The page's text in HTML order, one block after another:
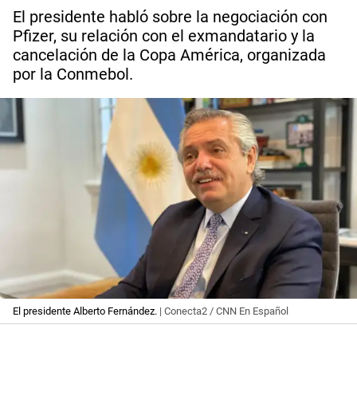
El presidente habló sobre la negociación con
Pfizer, su relación con el exmandatario y la
cancelación de la Copa América, organizada
por la Conmebol.
El presidente Alberto Fernández. | Conecta2 / CNN En Español